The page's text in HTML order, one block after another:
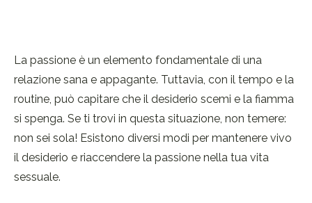
La passione è un elemento fondamentale di una
relazione sana e appagante. Tuttavia, con il tempo e la
routine, può capitare che il desiderio scemi e la fiamma
si spenga. Se ti trovi in questa situazione, non temere:
non sei sola! Esistono diversi modi per mantenere vivo
il desiderio e riaccendere la passione nella tua vita
sessuale.